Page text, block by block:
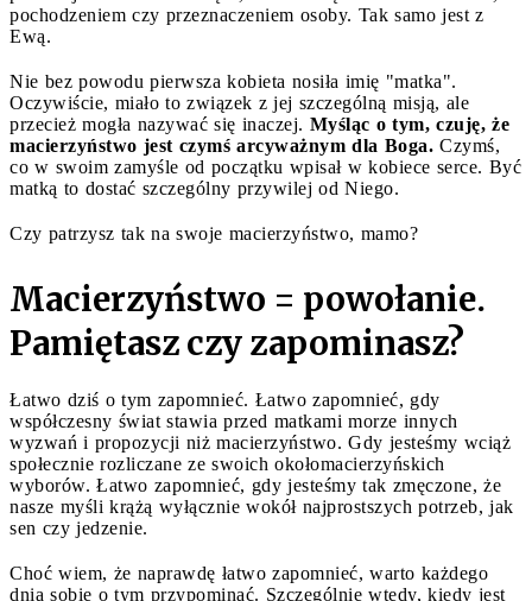
pochodzeniem czy przeznaczeniem osoby. Tak samo jest z
Ewą.
Nie bez powodu pierwsza kobieta nosiła imię "matka".
Oczywiście, miało to związek z jej szczególną misją, ale
przecież mogła nazywać się inaczej. Myśląc o tym, czuję, że
macierzyństwo jest czymś arcyważnym dla Boga. Czymś,
co w swoim zamyśle od początku wpisał w kobiece serce. Być
matką to dostać szczególny przywilej od Niego.
Czy patrzysz tak na swoje macierzyństwo, mamo?
Macierzyństwo = powołanie.
Pamiętasz czy zapominasz?
Łatwo dziś o tym zapomnieć. Łatwo zapomnieć, gdy
współczesny świat stawia przed matkami morze innych
wyzwań i propozycji niż macierzyństwo. Gdy jesteśmy wciąż
społecznie rozliczane ze swoich okołomacierzyńskich
wyborów. Łatwo zapomnieć, gdy jesteśmy tak zmęczone, że
nasze myśli krążą wyłącznie wokół najprostszych potrzeb, jak
sen czy jedzenie.
Choć wiem, że naprawdę łatwo zapomnieć, warto każdego
dnia sobie o tym przypominać. Szczególnie wtedy, kiedy jest